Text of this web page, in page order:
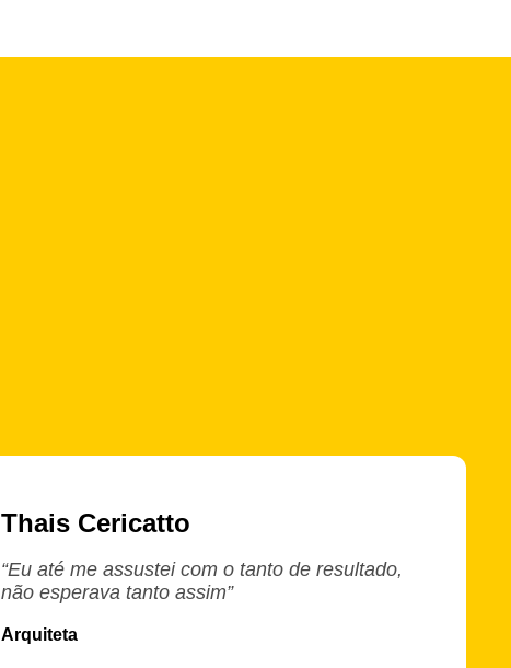
Thais Cericatto
“Eu até me assustei com o tanto de resultado,
não esperava tanto assim”
Arquiteta